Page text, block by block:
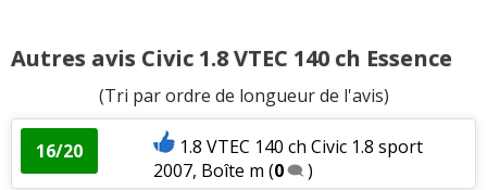
Autres avis Civic 1.8 VTEC 140 ch Essence
(Tri par ordre de longueur de l'avis)
16/20
1.8 VTEC 140 ch Civic 1.8 sport
2007, Boîte m (0 )